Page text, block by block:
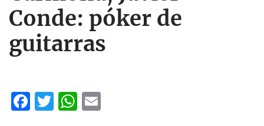
Conde: póker de
guitarras
F
T
W